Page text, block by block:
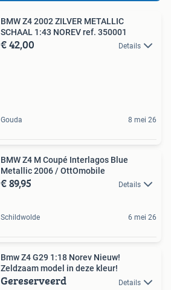
BMW Z4 2002 ZILVER METALLIC
SCHAAL 1:43 NOREV ref. 350001
€ 42,00 Details
Gouda 8 mei 26
BMW Z4 M Coupé Interlagos Blue
Metallic 2006 / OttOmobile
€ 89,95 Details
Schildwolde 6 mei 26
Bmw Z4 G29 1:18 Norev Nieuw!
Zeldzaam model in deze kleur!
Gereserveerd Details